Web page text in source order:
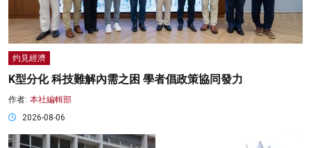
灼見經濟
K型分化 科技難解內需之困 學者倡政策協同發力
作者: 本社編輯部
2026-08-06